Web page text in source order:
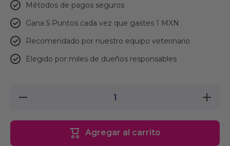
Métodos de pagos seguros
Gana 5 Puntos cada vez que gastes 1 MXN
Recomendado por nuestro equipo veterinario
Elegido por miles de dueños responsables
Reducir
Aumentar
cantidad
Pets Aro
Nudo
Agregar al carrito